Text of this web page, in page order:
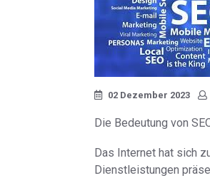
02 Dezember 2023
Die Bedeutung von
Das Internet hat sich
Dienstleistungen